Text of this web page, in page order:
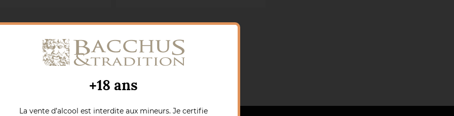
+18 ans
La vente d’alcool est interdite aux mineurs. Je certifie